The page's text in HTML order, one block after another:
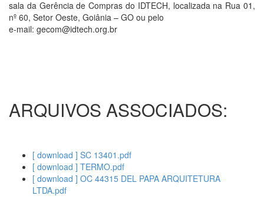
sala da Gerência de Compras do IDTECH, localizada na Rua 01,
nº 60, Setor Oeste, Goiânia – GO ou pelo
e-mail: gecom@idtech.org.br
ARQUIVOS ASSOCIADOS:
[ download ] SC 13401.pdf
[ download ] TERMO.pdf
[ download ] OC 44315 DEL PAPA ARQUITETURA
LTDA.pdf